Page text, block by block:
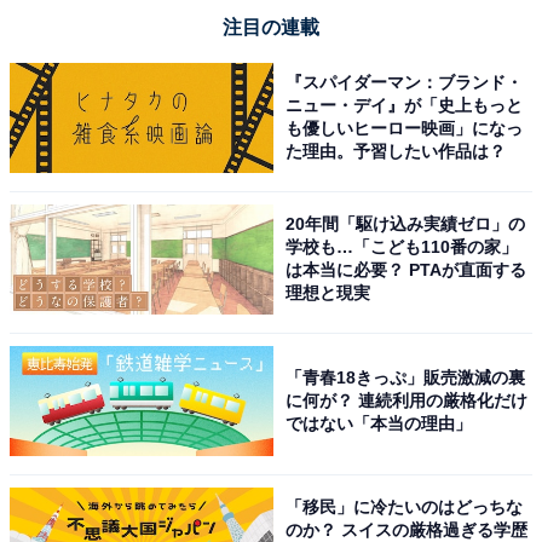
注目の連載
『スパイダーマン：ブランド・
ニュー・デイ』が「史上もっと
も優しいヒーロー映画」になっ
た理由。予習したい作品は？
20年間「駆け込み実績ゼロ」の
学校も…「こども110番の家」
は本当に必要？ PTAが直面する
理想と現実
「青春18きっぷ」販売激減の裏
に何が？ 連続利用の厳格化だけ
ではない「本当の理由」
「移民」に冷たいのはどっちな
のか？ スイスの厳格過ぎる学歴